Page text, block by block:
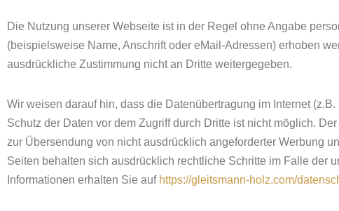
Die Nutzung unserer Webseite ist in der Regel ohne Angabe
(beispielsweise Name, Anschrift oder eMail-Adressen) erhoben
ausdrückliche Zustimmung nicht an Dritte weitergegeben.
Wir weisen darauf hin, dass die Datenübertragung im Internet
Schutz der Daten vor dem Zugriff durch Dritte ist nicht möglich.
zur Übersendung von nicht ausdrücklich angeforderter Werbung
Seiten behalten sich ausdrücklich rechtliche Schritte im Falle der
Informationen erhalten Sie auf https://gleitsmann-holz.com/